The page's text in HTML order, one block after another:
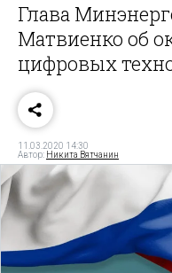
Глава
Матвиенко об
цифровых
11.03.2020 14:30
Автор: Никита Вятчанин